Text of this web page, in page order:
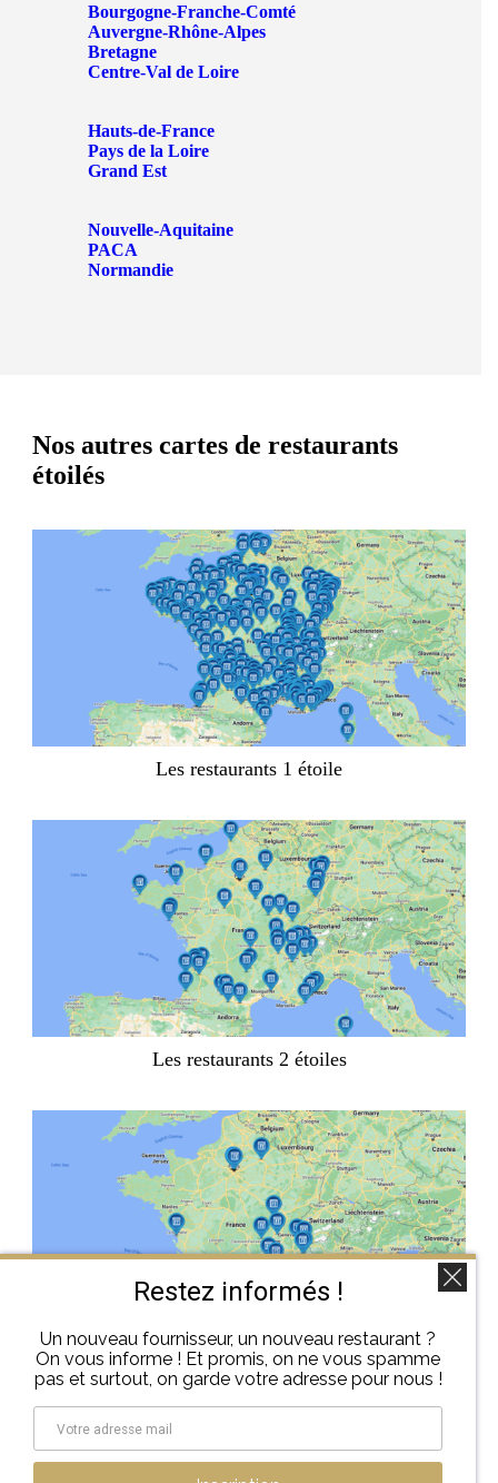
Bourgogne-Franche-Comté
Auvergne-Rhône-Alpes
Bretagne
Centre-Val de Loire
Hauts-de-France
Pays de la Loire
Grand Est
Nouvelle-Aquitaine
PACA
Normandie
Nos autres cartes de restaurants
étoilés
Les restaurants 1 étoile
Les restaurants 2 étoiles
Les restaurants 3 étoiles
Restez informés !
Un nouveau fournisseur, un nouveau restaurant ?
On vous informe ! Et promis, on ne vous spamme
pas et surtout, on garde votre adresse pour nous !